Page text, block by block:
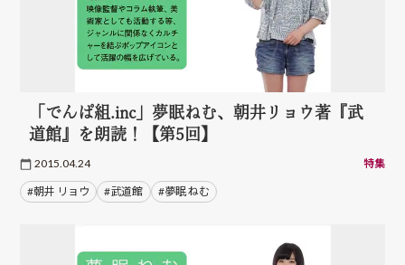
「でんぱ組.inc」夢眠ねむ、朝井リョウ著『武
道館』を朗読！【第5回】
2015.04.24 特集
#朝井 リョウ #武道館 #夢眠 ねむ